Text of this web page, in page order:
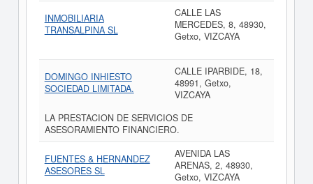
INMOBILIARIA
TRANSALPINA SL
CALLE LAS
MERCEDES, 8, 48930,
Getxo, VIZCAYA
DOMINGO INHIESTO
SOCIEDAD LIMITADA.
CALLE IPARBIDE, 18,
48991, Getxo,
VIZCAYA
LA PRESTACION DE SERVICIOS DE
ASESORAMIENTO FINANCIERO.
FUENTES & HERNANDEZ
ASESORES SL
AVENIDA LAS
ARENAS, 2, 48930,
Getxo, VIZCAYA